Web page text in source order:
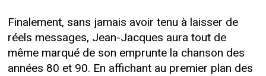
Finalement, sans jamais avoir tenu à laisser de
réels messages, Jean-Jacques aura tout de
même marqué de son emprunte la chanson des
années 80 et 90. En affichant au premier plan des